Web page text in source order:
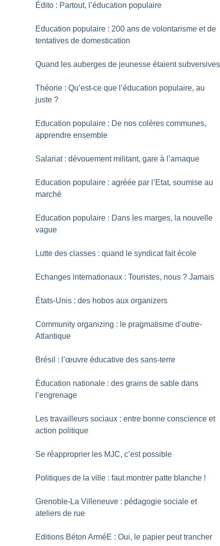
Édito : Partout, l’éducation populaire
Education populaire : 200 ans de volontarisme et de
tentatives de domestication
Quand les auberges de jeunesse étaient subversives
Théorie : Qu’est-ce que l’éducation populaire, au
juste ?
Education populaire : De nos colères communes,
apprendre ensemble
Salariat : dévouement militant, gare à l’arnaque
Education populaire : agréée par l’Etat, soumise au
marché
Education populaire : Dans les marges, la nouvelle
vague
Lutte des classes : quand le syndicat fait école
Echanges internationaux : Touristes, nous ? Jamais
États-Unis : des hobos aux organizers
Community organizing : le pragmatisme d’outre-
Atlantique
Brésil : l’œuvre éducative des sans-terre
Éducation nationale : des grains de sable dans
l’engrenage
Les travailleurs sociaux : entre bonne conscience et
action politique
Se réapproprier les MJC, c’est possible
Politiques de la ville : faut montrer patte blanche !
Grenoble-La Villeneuve : pédagogie sociale et
ateliers de rue
Editions Béton ArméE : Oui, le papier peut trancher